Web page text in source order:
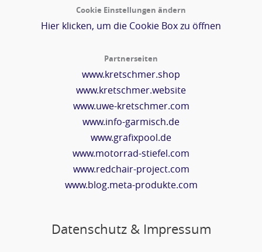
Cookie Einstellungen ändern
Hier klicken, um die Cookie Box zu öffnen
Partnerseiten
www.kretschmer.shop
www.kretschmer.website
www.uwe-kretschmer.com
www.info-garmisch.de
www.grafixpool.de
www.motorrad-stiefel.com
www.redchair-project.com
www.blog.meta-produkte.com
Datenschutz & Impressum